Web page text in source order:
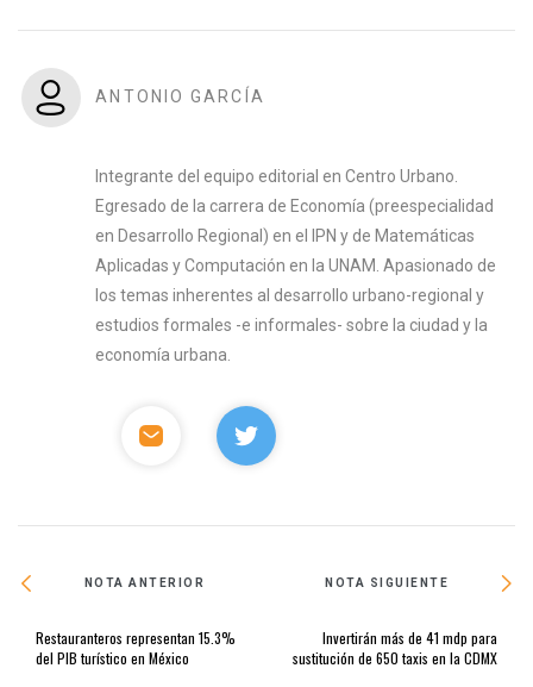
ANTONIO GARCÍA
Integrante del equipo editorial en Centro Urbano.
Egresado de la carrera de Economía (preespecialidad
en Desarrollo Regional) en el IPN y de Matemáticas
Aplicadas y Computación en la UNAM. Apasionado de
los temas inherentes al desarrollo urbano-regional y
estudios formales -e informales- sobre la ciudad y la
economía urbana.
NOTA ANTERIOR
Restauranteros representan 15.3%
del PIB turístico en México
NOTA SIGUIENTE
Invertirán más de 41 mdp para
sustitución de 650 taxis en la CDMX